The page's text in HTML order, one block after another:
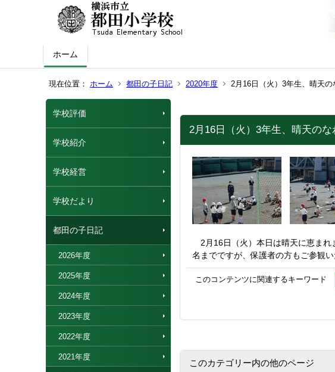
ホーム
現在位置： ホーム 都田の子日記 2020年度 2月16日（火）3年生、晴天
学校評価
学校紹介
学校経営
学校だより
都田の子日記
2026年度
2025年度
2024年度
2023年度
2022年度
2021年度
2月16日（火）3年生、晴天のな
2月16日（火）本日は晴天に恵まれ
名までですが、保護者の方もご参観
このコンテンツに関連するキーワード
このカテゴリー内の他のページ